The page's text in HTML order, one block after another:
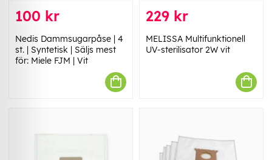
100 kr
Nedis Dammsugarpåse | 4
st. | Syntetisk | Säljs mest
för: Miele FJM | Vit
229 kr
MELISSA Multifunktionell
UV-sterilisator 2W vit